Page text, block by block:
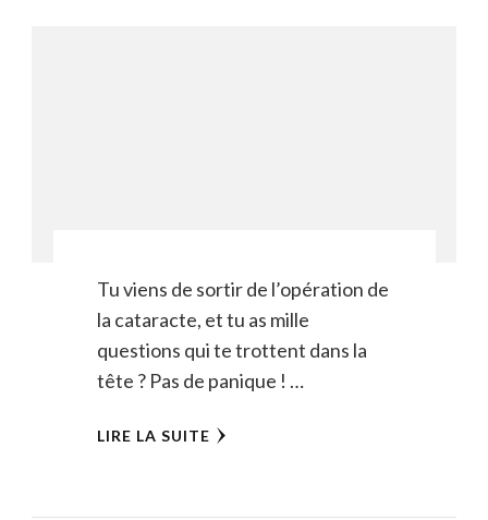
Tu viens de sortir de l’opération de
la cataracte, et tu as mille
questions qui te trottent dans la
tête ? Pas de panique ! …
LIRE LA SUITE